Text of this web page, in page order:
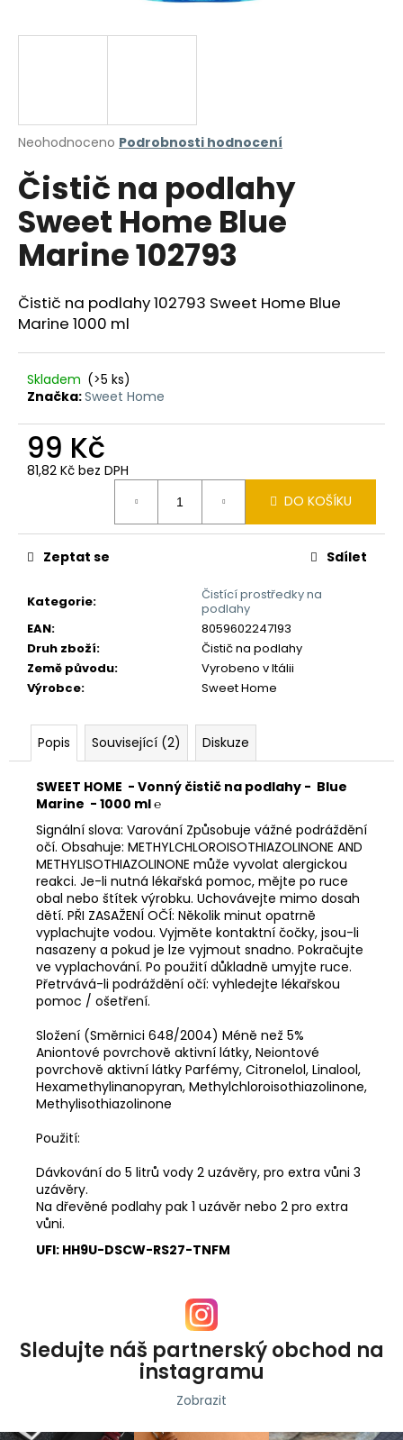
Průměrné
produktu
je
0,0
z
5
hvězdiček.
Neohodnoceno Podrobnosti hodnocení
Čistič na podlahy
Sweet Home Blue
Marine 102793
Čistič na podlahy 102793 Sweet Home Blue
Marine 1000 ml
Skladem (>5 ks)
Značka:Sweet Home
99 Kč
81,82 Kč bez DPH
DO KOŠÍKU
Kategorie:
Čistící prostředky na
podlahy
EAN:
8059602247193
Druh zboží:
Čistič na podlahy
Země původu:
Vyrobeno v Itálii
Výrobce: Sweet Home
Zeptat se Sdílet
Popis Související (2) Diskuze
SWEET HOME - Vonný čistič na podlahy - Blue
Marine - 1000 ml ℮
Signální slova: Varování Způsobuje vážné podráždění
očí. Obsahuje: METHYLCHLOROISOTHIAZOLINONE AND
METHYLISOTHIAZOLINONE může vyvolat alergickou
reakci. Je-li nutná lékařská pomoc, mějte po ruce
obal nebo štítek výrobku. Uchovávejte mimo dosah
dětí. PŘI ZASAŽENÍ OČÍ: Několik minut opatrně
vyplachujte vodou. Vyjměte kontaktní čočky, jsou-li
nasazeny a pokud je lze vyjmout snadno. Pokračujte
ve vyplachování. Po použití důkladně umyjte ruce.
Přetrvává-li podráždění očí: vyhledejte lékařskou
pomoc / ošetření.
Složení (Směrnici 648/2004) Méně než 5%
Aniontové povrchově aktivní látky, Neiontové
povrchově aktivní látky Parfémy, Citronelol, Linalool,
Hexamethylinanopyran, Methylchloroisothiazolinone,
Methylisothiazolinone
Použití:
Dávkování do 5 litrů vody 2 uzávěry, pro extra vůni 3
uzávěry.
Na dřevěné podlahy pak 1 uzávěr nebo 2 pro extra
vůni.
UFI: HH9U-DSCW-RS27-TNFM
j
?
HLEDAT
o
p
o
u
č
u
e
Sledujte náš partnerský obchod na
instagramu
Zobrazit